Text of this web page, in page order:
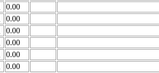
0.00
0.00
0.00
0.00
0.00
0.00